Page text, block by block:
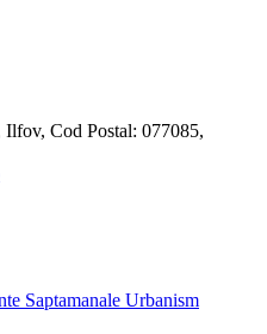
Ilfov, Cod Postal: 077085,
Saptamanale Urbanism